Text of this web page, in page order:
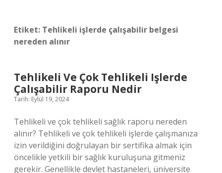
Etiket: Tehlikeli işlerde çalışabilir belgesi
nereden alınır
Tehlikeli Ve Çok Tehlikeli Işlerde
Çalışabilir Raporu Nedir
Tarih: Eylül 19, 2024
Tehlikeli ve çok tehlikeli sağlık raporu nereden
alınır? Tehlikeli ve çok tehlikeli işlerde çalışmanıza
izin verildiğini doğrulayan bir sertifika almak için
öncelikle yetkili bir sağlık kuruluşuna gitmeniz
gerekir. Genellikle devlet hastaneleri, üniversite